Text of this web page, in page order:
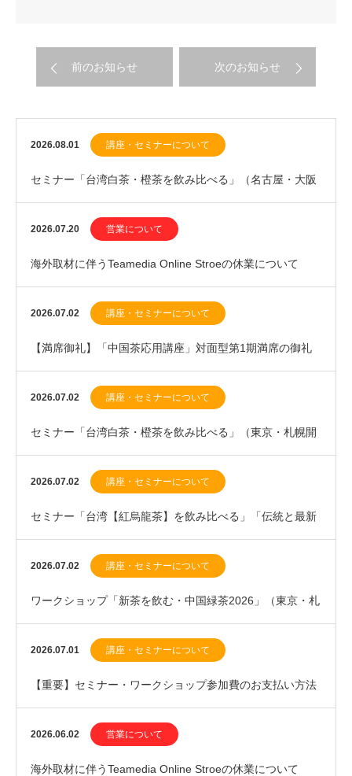
前のお知らせ 次のお知らせ
2026.08.01 講座・セミナーについて
セミナー「台湾白茶・橙茶を飲み比べる」（名古屋・大阪
開催）、ワークショップ「新茶を飲む・中国緑茶20…
2026.07.20 営業について
海外取材に伴うTeamedia Online Stroeの休業について
（2026年7月下旬）
2026.07.02 講座・セミナーについて
【満席御礼】「中国茶応用講座」対面型第1期満席の御礼
と、第2期（2027年1月開講）優先案内登録のお…
2026.07.02 講座・セミナーについて
セミナー「台湾白茶・橙茶を飲み比べる」（東京・札幌開
催）のお知らせ
2026.07.02 講座・セミナーについて
セミナー「台湾【紅烏龍茶】を飲み比べる」「伝統と最新
の中国紅茶」札幌開催のお知らせ
2026.07.02 講座・セミナーについて
ワークショップ「新茶を飲む・中国緑茶2026」（東京・札
幌開催）のお知らせ
2026.07.01 講座・セミナーについて
【重要】セミナー・ワークショップ参加費のお支払い方法
変更に関するお知らせ
2026.06.02 営業について
海外取材に伴うTeamedia Online Stroeの休業について